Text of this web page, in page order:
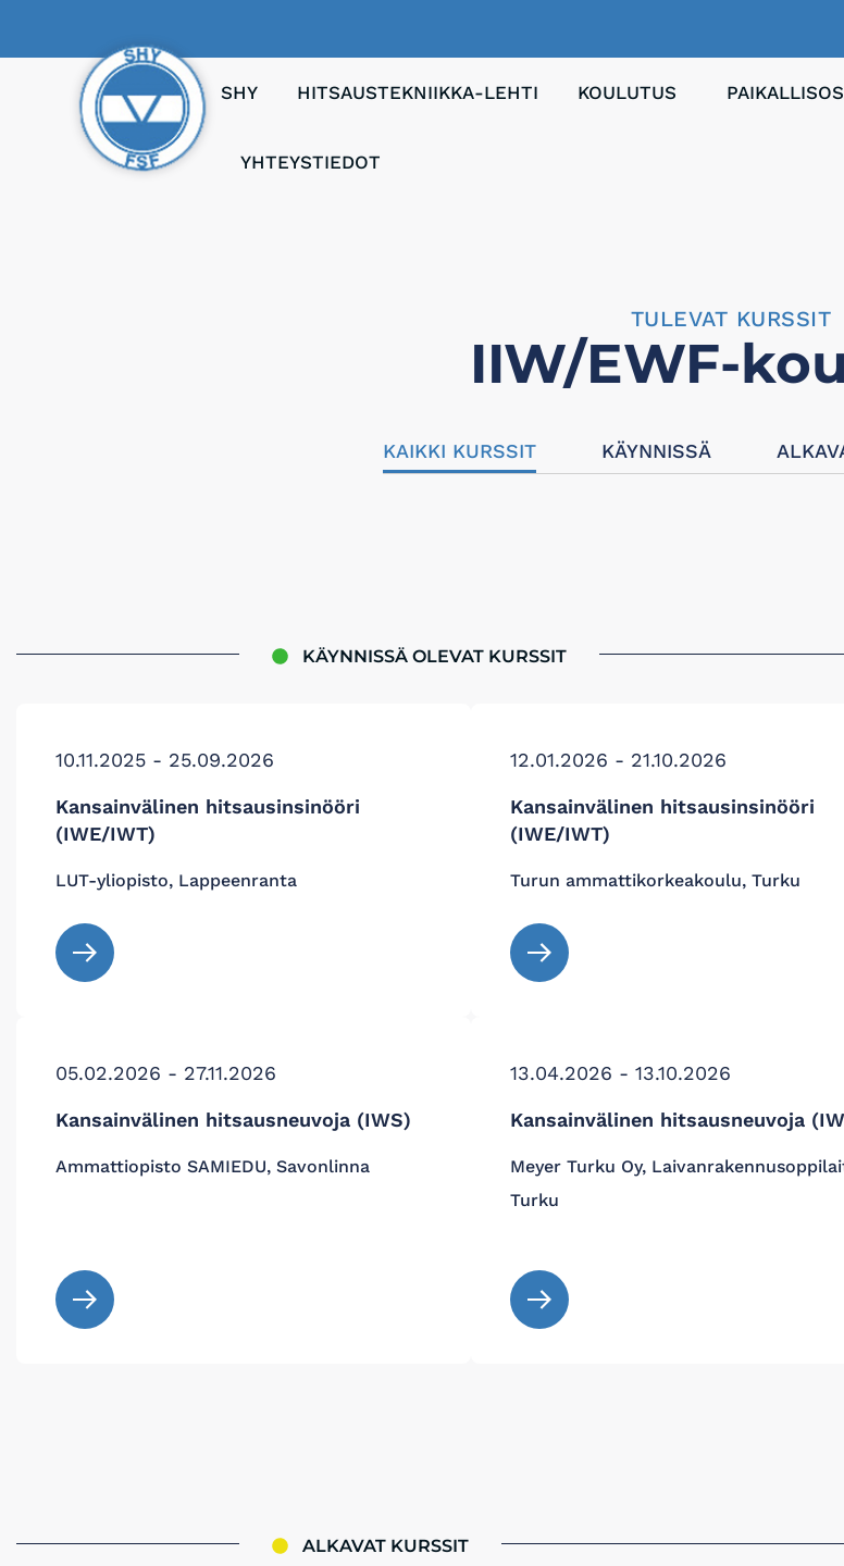
SHY HITSAUSTEKNIIKKA-LEHTI KOULUTUS
YHTEYSTIEDOT
TULEVAT KURSSIT
IIW/EWF-
KAIKKI KURSSIT KÄYNNISSÄ
KÄYNNISSÄ OLEVAT KURSSIT
10.11.2025 - 25.09.2026
Kansainvälinen hitsausinsinööri
(IWE/IWT)
LUT-yliopisto, Lappeenranta
12.01.2026 - 21.10.2026
Kansainvälinen hitsausinsinööri
(IWE/IWT)
Turun ammattikorkeakoulu, Turku
05.02.2026 - 27.11.2026
Kansainvälinen hitsausneuvoja (IWS)
Ammattiopisto SAMIEDU, Savonlinna
13.04.2026 - 13.10.2026
Kansainvälinen hitsausneuvoja
Meyer Turku Oy,
Turku
ALKAVAT KURSSIT